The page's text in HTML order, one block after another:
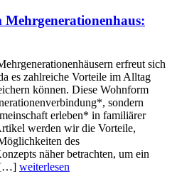
Mehrgenerationenhaus:
erfreut sich
es zahlreiche Vorteile im Alltag
können. Diese Wohnform
sondern
erleben* in familiärer
werden wir die Vorteile,
des
näher betrachten, um ein
[…] weiterlesen